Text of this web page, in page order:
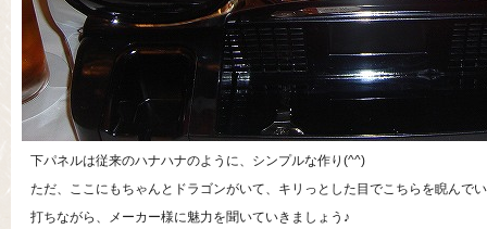
下パネルは従来のハナハナのように、シンプルな作り(^^)
ただ、ここにもちゃんとドラゴンがいて、キリっとした目でこちらを睨んで
打ちながら、メーカー様に魅力を聞いていきましょう♪